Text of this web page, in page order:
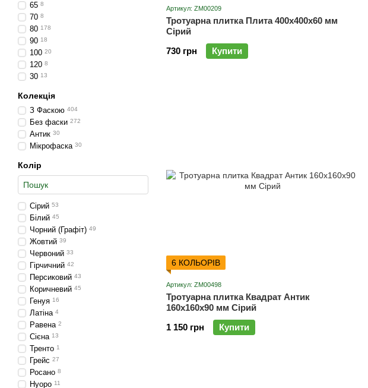
Артикул: ZM00209
Тротуарна плитка Плита 400х400х60 мм
Сірий
730 грн
Купити
6 КОЛЬОРІВ
Артикул: ZM00498
Тротуарна плитка Квадрат Антик
160х160х90 мм Сірий
1 150 грн
Купити
65 8
70 8
80 178
90 18
100 20
120 8
30 13
Колекція
З Фаскою 404
Без фаски 272
Антик 30
Мікрофаска 30
Колір
Сірий 53
Білий 45
Чорний (Графіт) 49
Жовтий 39
Червоний 33
Гірчичний 42
Персиковий 43
Коричневий 45
Генуя 16
Латіна 4
Равена 2
Сієна 13
Тренто 1
Грейс 27
Росано 8
Нуоро 11